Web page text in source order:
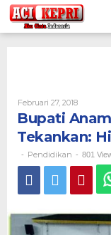
Lewati
ke
konten
Februari 27, 2018Oleh
Bupati
Tekankan:
- Pendidikan - 801